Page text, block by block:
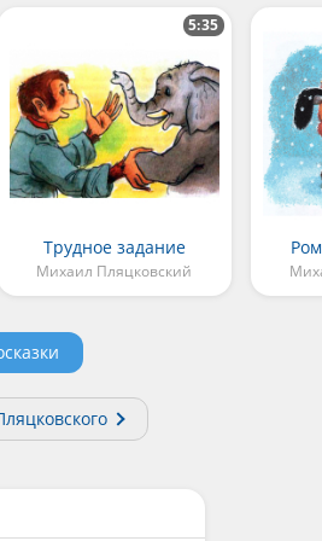
Трудное задание
Михаил Пляцковский
5:35